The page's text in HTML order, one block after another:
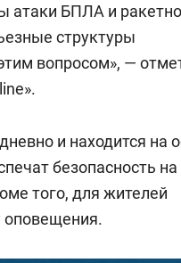
атаки БПЛА и
структуры
вопросом», —
и находится на
безопасность на
того, для жителей
оповещения.